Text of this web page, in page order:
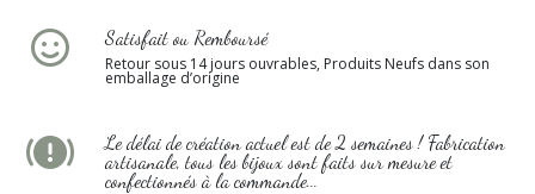
Satisfait ou Remboursé
Retour sous 14 jours ouvrables, Produits Neufs dans son
emballage d’origine
Le délai de création actuel est de 2 semaines ! Fabrication
artisanale, tous les bijoux sont faits sur mesure et
confectionnés à la commande...